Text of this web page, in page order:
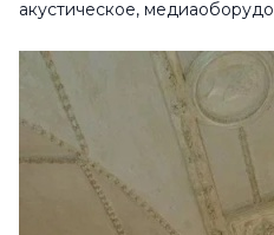
акустическое,